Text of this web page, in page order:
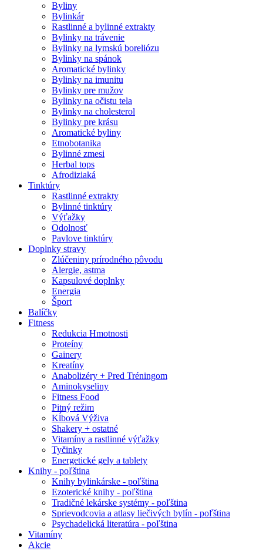
Byliny
Bylinkár
Rastlinné a bylinné extrakty
Bylinky na trávenie
Bylinky na lymskú boreliózu
Bylinky na spánok
Aromatické bylinky
Bylinky na imunitu
Bylinky pre mužov
Bylinky na očistu tela
Bylinky na cholesterol
Bylinky pre krásu
Aromatické byliny
Etnobotanika
Bylinné zmesi
Herbal tops
Afrodiziaká
Tinktúry
Rastlinné extrakty
Bylinné tinktúry
Výťažky
Odolnosť
Pavlove tinktúry
Doplnky stravy
Zlúčeniny prírodného pôvodu
Alergie, astma
Kapsulové doplnky
Energia
Šport
Balíčky
Fitness
Redukcia Hmotnosti
Proteíny
Gainery
Kreatíny
Anabolizéry + Pred Tréningom
Aminokyseliny
Fitness Food
Pitný režim
Kĺbová Výživa
Shakery + ostatné
Vitamíny a rastlinné výťažky
Tyčinky
Energetické gely a tablety
Knihy - poľština
Knihy bylinkárske - poľština
Ezoterické knihy - poľština
Tradičné lekárske systémy - poľština
Sprievodcovia a atlasy liečivých bylín - poľština
Psychadelická literatúra - poľština
Vitamíny
Akcie